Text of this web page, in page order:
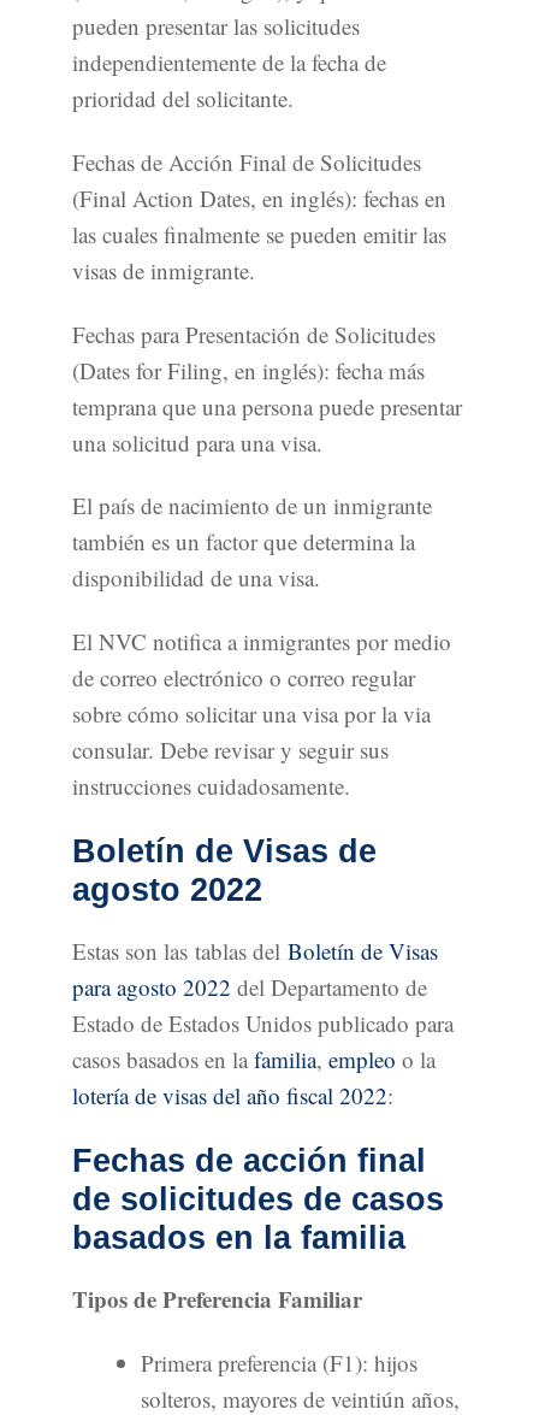
pueden presentar las solicitudes
independientemente de la fecha de
prioridad del solicitante.
Fechas de Acción Final de Solicitudes
(Final Action Dates, en inglés): fechas en
las cuales finalmente se pueden emitir las
visas de inmigrante.
Fechas para Presentación de Solicitudes
(Dates for Filing, en inglés): fecha más
temprana que una persona puede presentar
una solicitud para una visa.
El país de nacimiento de un inmigrante
también es un factor que determina la
disponibilidad de una visa.
El NVC notifica a inmigrantes por medio
de correo electrónico o correo regular
sobre cómo solicitar una visa por la via
consular. Debe revisar y seguir sus
instrucciones cuidadosamente.
Boletín de Visas de
agosto 2022
Estas son las tablas del Boletín de Visas
para agosto 2022 del Departamento de
Estado de Estados Unidos publicado para
casos basados en la familia, empleo o la
lotería de visas del año fiscal 2022:
Fechas de acción final
de solicitudes de casos
basados en la familia
Tipos de Preferencia Familiar
Primera preferencia (F1): hijos
solteros, mayores de veintiún años,